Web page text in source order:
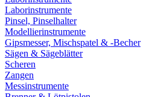
Laborinstrumente
Pinsel, Pinselhalter
Modellierinstrumente
Gipsmesser, Mischspatel & -Becher
Sägen & Sägeblätter
Scheren
Zangen
Messinstrumente